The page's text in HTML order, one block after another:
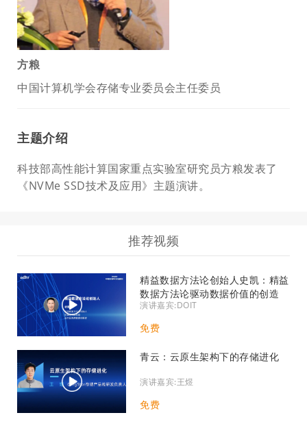
方粮
中国计算机学会存储专业委员会主任委员
主题介绍
科技部高性能计算国家重点实验室研究员方粮发表了
《NVMe SSD技术及应用》主题演讲。
推荐视频
精益数据方法论创始人史凯：精益
数据方法论驱动数据价值的创造
演讲嘉宾:DOIT
免费
青云：云原生架构下的存储进化
演讲嘉宾:王煜
免费